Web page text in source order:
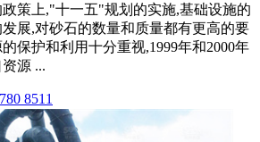
策上,"十一五"规划的实施,基础设施的
展,对砂石的数量和质量都有更高的要
保护和利用十分重视,1999年和2000年
源 ...
8511